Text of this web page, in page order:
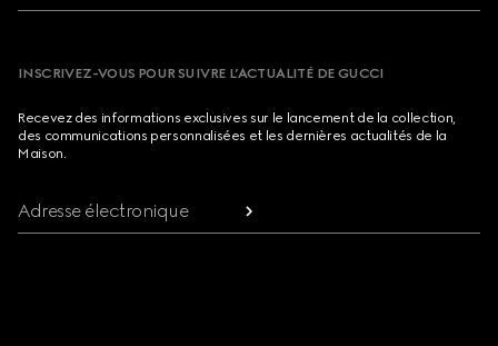
INSCRIVEZ-VOUS POUR SUIVRE L’ACTUALITÉ DE GUCCI
Recevez des informations exclusives sur le lancement de la collection,
des communications personnalisées et les dernières actualités de la
Maison.
Adresse électronique